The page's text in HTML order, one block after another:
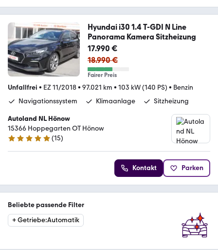
Hyundai i30 1.4 T-GDI N Line
Panorama Kamera Sitzheizung
17.990 €
18.990 €
Fairer Preis
Unfallfrei • EZ 11/2018• 97.021 km • 103 kW (140 PS) • Benzin
Navigationssystem
Klimaanlage Sitzheizung
Autoland NL Hönow
15366 Hoppegarten OT Hönow
5 Sterne
(15)
Kontakt Parken
Beliebte passende Filter
+Getriebe:Automatik